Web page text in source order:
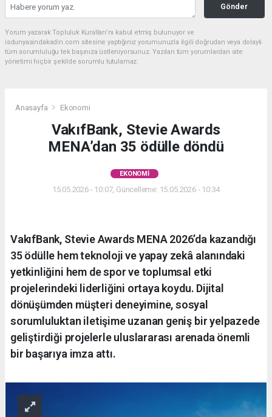
Gönder
Yorum yazarak Topluluk Kuralları’nı kabul etmiş bulunuyor ve
isdunyasindakadin.com sitesine yaptığınız yorumunuzla ilgili doğrudan veya dolaylı
tüm sorumluluğu tek başınıza üstleniyorsunuz. Yazılan tüm yorumlardan site
yönetimi hiçbir şekilde sorumlu tutulamaz.
Anasayfa Ekonomi
VakıfBank, Stevie Awards
MENA’dan 35 ödülle döndü
EKONOMI
15.05.2026 - 10:07, Güncelleme: 15.05.2026 - 10:34
VakıfBank, Stevie Awards MENA 2026’da kazandığı
35 ödülle hem teknoloji ve yapay zekâ alanındaki
yetkinliğini hem de spor ve toplumsal etki
projelerindeki liderliğini ortaya koydu. Dijital
dönüşümden müşteri deneyimine, sosyal
sorumluluktan iletişime uzanan geniş bir yelpazede
geliştirdiği projelerle uluslararası arenada önemli
bir başarıya imza attı.